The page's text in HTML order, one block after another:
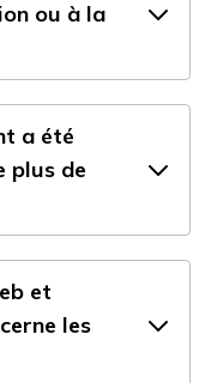
ou à la
a été
plus de
et
les